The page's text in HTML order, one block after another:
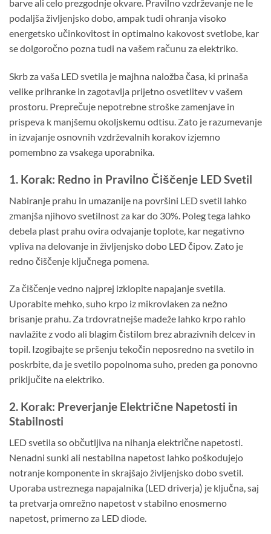
barve ali celo prezgodnje okvare. Pravilno vzdrževanje ne le
podaljša življenjsko dobo, ampak tudi ohranja visoko
energetsko učinkovitost in optimalno kakovost svetlobe, kar
se dolgoročno pozna tudi na vašem računu za elektriko.
Skrb za vaša LED svetila je majhna naložba časa, ki prinaša
velike prihranke in zagotavlja prijetno osvetlitev v vašem
prostoru. Preprečuje nepotrebne stroške zamenjave in
prispeva k manjšemu okoljskemu odtisu. Zato je razumevanje
in izvajanje osnovnih vzdrževalnih korakov izjemno
pomembno za vsakega uporabnika.
1. Korak: Redno in Pravilno Čiščenje LED Svetil
Nabiranje prahu in umazanije na površini LED svetil lahko
zmanjša njihovo svetilnost za kar do 30%. Poleg tega lahko
debela plast prahu ovira odvajanje toplote, kar negativno
vpliva na delovanje in življenjsko dobo LED čipov. Zato je
redno čiščenje ključnega pomena.
Za čiščenje vedno najprej izklopite napajanje svetila.
Uporabite mehko, suho krpo iz mikrovlaken za nežno
brisanje prahu. Za trdovratnejše madeže lahko krpo rahlo
navlažite z vodo ali blagim čistilom brez abrazivnih delcev in
topil. Izogibajte se pršenju tekočin neposredno na svetilo in
poskrbite, da je svetilo popolnoma suho, preden ga ponovno
priključite na elektriko.
2. Korak: Preverjanje Električne Napetosti in
Stabilnosti
LED svetila so občutljiva na nihanja električne napetosti.
Nenadni sunki ali nestabilna napetost lahko poškodujejo
notranje komponente in skrajšajo življenjsko dobo svetil.
Uporaba ustreznega napajalnika (LED driverja) je ključna, saj
ta pretvarja omrežno napetost v stabilno enosmerno
napetost, primerno za LED diode.